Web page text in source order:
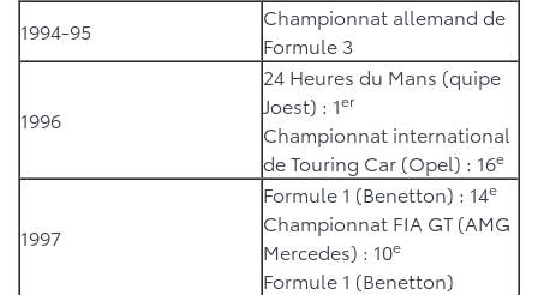
1994-95
Championnat allemand de
Formule 3
1996
24 Heures du Mans (quipe
Joest) : 1er
Championnat international
de Touring Car (Opel) : 16e
1997
Formule 1 (Benetton) : 14e
Championnat FIA GT (AMG
Mercedes) : 10e
Formule 1 (Benetton)